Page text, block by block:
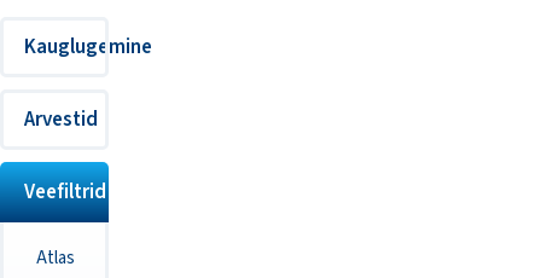
Kauglugemine
Arvestid
Veefiltrid
Atlas